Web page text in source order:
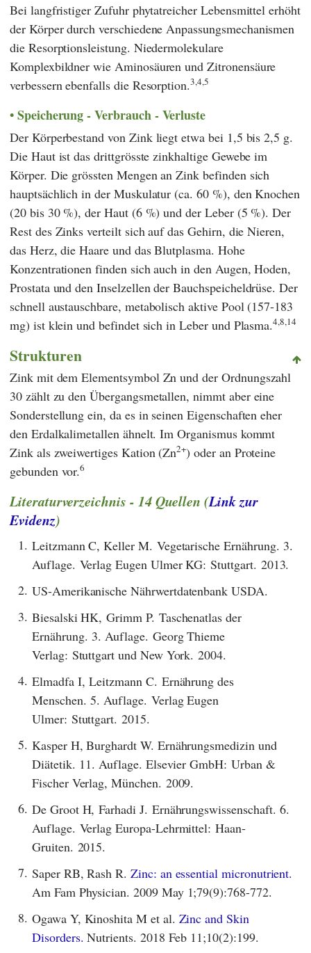
Bei langfristiger Zufuhr phytatreicher Lebensmittel erhöht
der Körper durch verschiedene Anpassungsmechanismen
die Resorptionsleistung. Niedermolekulare
Komplexbildner wie Aminosäuren und Zitronensäure
verbessern ebenfalls die Resorption.3,4,5
Speicherung - Verbrauch - Verluste
Der Körperbestand von Zink liegt etwa bei 1,5 bis 2,5 g.
Die Haut ist das drittgrösste zinkhaltige Gewebe im
Körper. Die grössten Mengen an Zink befinden sich
hauptsächlich in der Muskulatur (ca. 60 %), den Knochen
(20 bis 30 %), der Haut (6 %) und der Leber (5 %). Der
Rest des Zinks verteilt sich auf das Gehirn, die Nieren,
das Herz, die Haare und das Blutplasma. Hohe
Konzentrationen finden sich auch in den Augen, Hoden,
Prostata und den Inselzellen der Bauchspeicheldrüse. Der
schnell austauschbare, metabolisch aktive Pool (157-183
mg) ist klein und befindet sich in Leber und Plasma.4,8,14
Strukturen
Zink mit dem Elementsymbol Zn und der Ordnungszahl
30 zählt zu den Übergangsmetallen, nimmt aber eine
Sonderstellung ein, da es in seinen Eigenschaften eher
den Erdalkalimetallen ähnelt. Im Organismus kommt
Zink als zweiwertiges Kation (Zn2+) oder an Proteine
gebunden vor.6
Literaturverzeichnis - 14 Quellen (Link zur
Evidenz)
1. Leitzmann C, Keller M. Vegetarische Ernährung. 3.
Auflage. Verlag Eugen Ulmer KG: Stuttgart. 2013.
2. US-Amerikanische Nährwertdatenbank USDA.
3. Biesalski HK, Grimm P. Taschenatlas der
Ernährung. 3. Auflage. Georg Thieme
Verlag: Stuttgart und New York. 2004.
4. Elmadfa I, Leitzmann C. Ernährung des
Menschen. 5. Auflage. Verlag Eugen
Ulmer: Stuttgart. 2015.
5. Kasper H, Burghardt W. Ernährungsmedizin und
Diätetik. 11. Auflage. Elsevier GmbH: Urban &
Fischer Verlag, München. 2009.
6. De Groot H, Farhadi J. Ernährungswissenschaft. 6.
Auflage. Verlag Europa-Lehrmittel: Haan-
Gruiten. 2015.
7. Saper RB, Rash R.Zinc: an essential micronutrient.
Am Fam Physician. 2009 May 1;79(9):768-772.
8. Ogawa Y, Kinoshita M et al. Zinc and Skin
Disorders. Nutrients. 2018 Feb 11;10(2):199.